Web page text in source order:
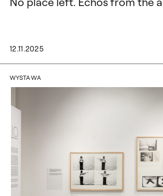
12.11.2025
„Places for
WYSTAWA
Mesto